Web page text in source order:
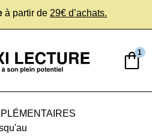
à partir de 29€ d’achats.
1